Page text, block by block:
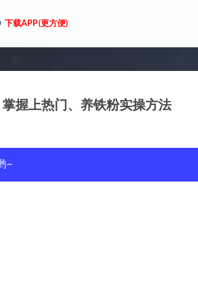
下载APP(更方便)
握上热门、养铁粉实操方法
~